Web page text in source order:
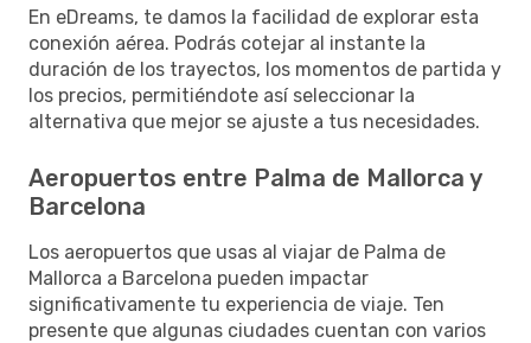
En eDreams, te damos la facilidad de explorar esta
conexión aérea. Podrás cotejar al instante la
duración de los trayectos, los momentos de partida y
los precios, permitiéndote así seleccionar la
alternativa que mejor se ajuste a tus necesidades.
Aeropuertos entre Palma de Mallorca y
Barcelona
Los aeropuertos que usas al viajar de Palma de
Mallorca a Barcelona pueden impactar
significativamente tu experiencia de viaje. Ten
presente que algunas ciudades cuentan con varios